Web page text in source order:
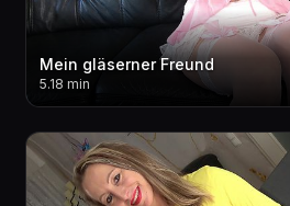
Mein gläserner Freund
5.18 min